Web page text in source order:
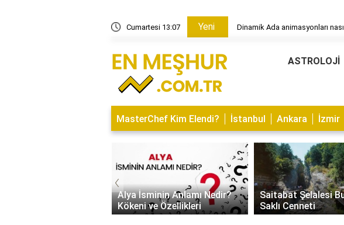
Cumartesi 13:07 Yeni Dinamik Ada animasyonları
ASTROLOJİ
MasterChef Kim Elendi? İstanbul Ankara İzmir
Saitabat Şelalesi Bursa’nın
Saklı Cenneti
Falda Denizatı
Anlama Gelir?
‹